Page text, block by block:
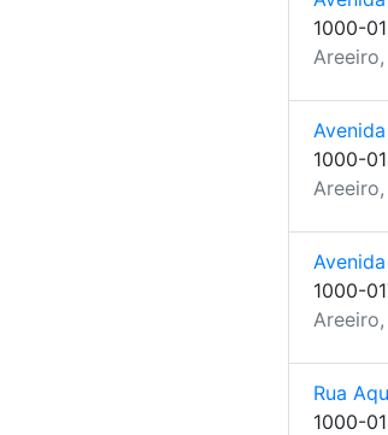
1000-
1000-
1000-
Rua
1000-